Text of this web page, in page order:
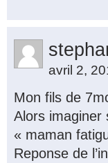
avril 2,
Mon fils de
Alors imaginer
« maman
Reponse de